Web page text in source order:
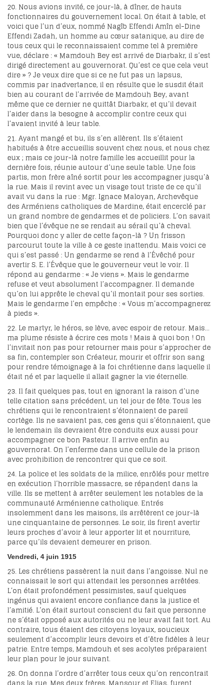
20. Nous avions invité, ce jour-là, à dîner, de hauts
fonctionnaires du gouvernement local. On était à table, et
voici que l’un d’eux, nommé Nagîb Effendi Amîn el-Dine
Effendi Zadah, un homme au cœur satanique, au dire de
tous ceux qui le reconnaissaient comme tel à première
vue, déclare : « Mamdouh Bey est arrivé de Diarbakr, il s’est
dirigé directement au gouvernorat. Qu’est ce que cela veut
dire » ? Je veux dire que si ce ne fut pas un lapsus,
commis par inadvertance, il en résulte que le susdit était
bien au courant de l’arrivée de Mamdouh Bey, avant
même que ce dernier ne quittât Diarbakr, et qu’il devait
l’aider dans la besogne à accomplir contre ceux qui
l’avaient invité à leur table.
21. Ayant mangé et bu, ils s’en allèrent. Ils s’étaient
habitués à être accueillis souvent chez nous, et nous chez
eux ; mais ce jour-là notre famille les accueillit pour la
dernière fois, réunie autour d’une seule table. Une fois
partis, mon frère aîné sortit pour les accompagner jusqu’à
la rue. Mais il revint avec un visage tout triste de ce qu’il
avait vu dans la rue : Mgr. Ignace Maloyan, Archevêque
des Arméniens catholiques de Mardine, était encerclé par
un grand nombre de gendarmes et de policiers. L’on savait
bien que l’évêque ne se rendait au sérail qu’à cheval.
Pourquoi donc y aller de cette façon-là ? Un frisson
parcourut toute la ville à ce geste inattendu. Mais voici ce
qui s’est passé : Un gendarme se rend à l’Évêché pour
avertir S. E. l’Évêque que le gouverneur veut le voir. Il
répond au gendarme : « Je viens ». Mais le gendarme
refuse et veut absolument l’accompagner. Il demande
qu’on lui apprête le cheval qu’il montait pour ses sorties.
Mais le gendarme l’en empêche : « Vous m’accompagnerez
à pieds ».
22. Le martyr, le héros, se lève, avec espoir de retour. Mais…
ma plume résiste à écrire ces mots ! Mais à quoi bon ! On
l’invitait non pas pour retourner mais pour s’approcher de
sa fin, contempler son Créateur, mourir et offrir son sang
pour rendre témoignage à la foi chrétienne dans laquelle il
était né et par laquelle il allait gagner la vie éternelle.
23. Il fait quelques pas, tout en ignorant la raison d’une
telle citation sans précédent, un tel jour de fête. Tous les
chrétiens qui le rencontraient s’étonnaient de pareil
cortège. Ils ne savaient pas, ces gens qui s’étonnaient, que
le lendemain ils devraient être conduits eux aussi pour
accompagner ce bon Pasteur. Il arrive enfin au
gouvernorat. On l’enferme dans une cellule de la prison
avec prohibition de rencontrer qui que ce soit.
24. La police et les soldats de la milice, enrôlés pour mettre
en exécution l’horrible massacre, se répandent dans la
ville. Ils se mettent à arrêter seulement les notables de la
communauté Arménienne catholique. Entrés
insolemment dans les maisons, ils arrêtèrent ce jour-là
une cinquantaine de personnes. Le soir, ils firent avertir
leurs proches d’avoir à leur apporter lit et nourriture,
parce qu’ils devaient demeurer en prison.
Vendredi, 4 juin 1915
25. Les chrétiens passèrent la nuit dans l’angoisse. Nul ne
connaissait le sort qui attendait les personnes arrêtées.
L’on était profondément pessimistes, sauf quelques
ingénus qui avaient encore confiance dans la justice et
l’amitié. L’on était surtout conscient du fait que personne
ne s’était opposé aux autorités ou ne leur avait fait tort. Au
contraire, tous étaient des citoyens loyaux, soucieux
seulement d’accomplir leurs devoirs et d’être fidèles à leur
patrie. Entre temps, Mamdouh et ses acolytes préparaient
leur plan pour le jour suivant.
26. On donna l’ordre d’arrêter tous ceux qu’on rencontrait